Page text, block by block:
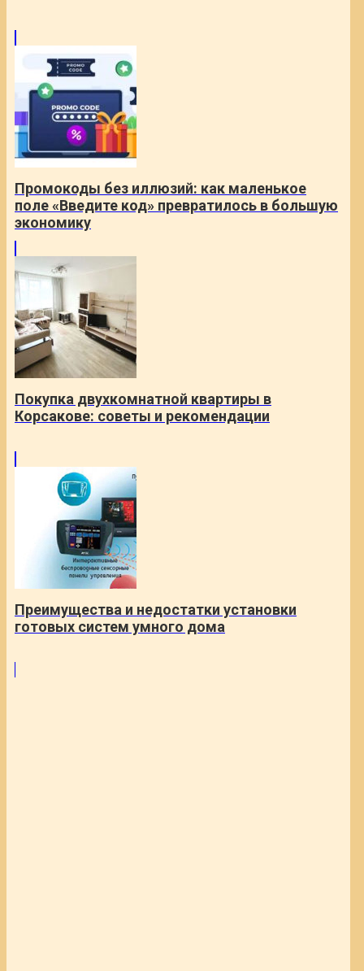
Промокоды без иллюзий: как маленькое
поле «Введите код» превратилось в большую
экономику
Покупка двухкомнатной квартиры в
Корсакове: советы и рекомендации
Преимущества и недостатки установки
готовых систем умного дома